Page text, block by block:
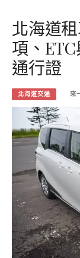
北海道
項、
通行證
北海道交通 來